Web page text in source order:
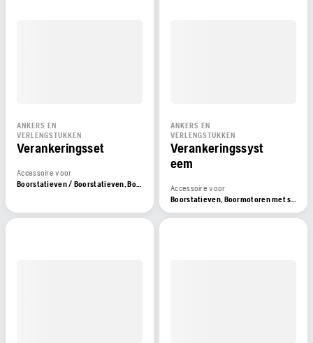
ANKERS EN
VERLENGSTUKKEN
Verankeringsset
Accessoire voor
Boorstatieven / Boorstatieven, Boormotoren met statief, Boormotoren
ANKERS EN
VERLENGSTUKKEN
Verankeringssyst
eem
Accessoire voor
Boorstatieven, Boormotoren met statief